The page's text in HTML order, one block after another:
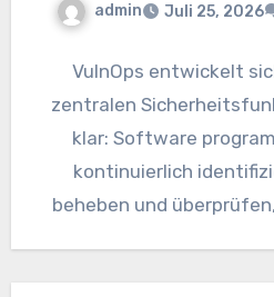
admin Juli 25, 2026
VulnOps entwickelt
zentralen
klar: Software
kontinuierlich
beheben und